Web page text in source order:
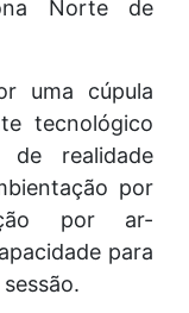
Norte de
uma cúpula
tecnológico
de realidade
por
por ar-
para